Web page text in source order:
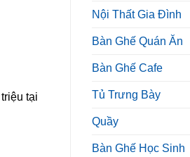
Nội Thất Gia Đình
Bàn Ghế Quán Ăn
Bàn Ghế Cafe
Tủ Trưng Bày
Quầy
Bàn Ghế Học Sinh
tại